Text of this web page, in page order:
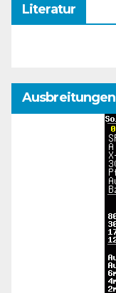
Literatur
Ausbreitungen